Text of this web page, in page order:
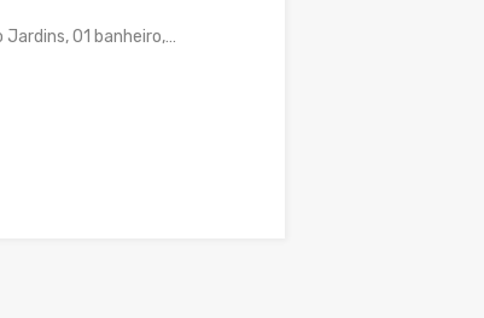
01 banheiro,…